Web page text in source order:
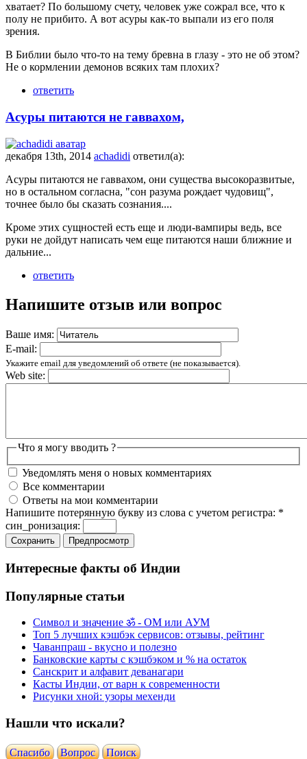
хватает? По большому счету, человек уже сожрал все, что к
полу не прибито. А вот асуры как-то выпали из его поля
зрения.
В Библии было что-то на тему бревна в глазу - это не об этом?
Не о кормлении демонов всяких там плохих?
ответить
Асуры питаются не гаввахом,
декабря 13th, 2014 achadidi ответил(а):
Асуры питаются не гаввахом, они существа высокоразвитые,
но в остальном согласна, "сон разума рождает чудовищ",
точнее было бы сказать сознания....
Кроме этих сущностей есть еще и люди-вампиры ведь, все
руки не дойдут написать чем еще питаются наши ближние и
дальние...
ответить
Напишите отзыв или вопрос
Ваше имя:
E-mail:
Укажите email для уведомлений об ответе (не показывается).
Web site:
Что я могу вводить ?
Уведомлять меня о новых комментариях
Все комментарии
Ответы на мои комментарии
Напишите потерянную букву из слова с учетом регистра: *
син_ронизация:
Интересные факты об Индии
Популярные статьи
Символ и значение ॐ - ОМ или АУМ
Топ 5 лучших кэшбэк сервисов: отзывы, рейтинг
Чаванпраш - вкусно и полезно
Банковские карты с кэшбэком и % на остаток
Санскрит и алфавит деванагари
Касты Индии, от варн к современности
Рисунки хной: узоры мехенди
Нашли что искали?
Cпасибо Вопрос
Поиск